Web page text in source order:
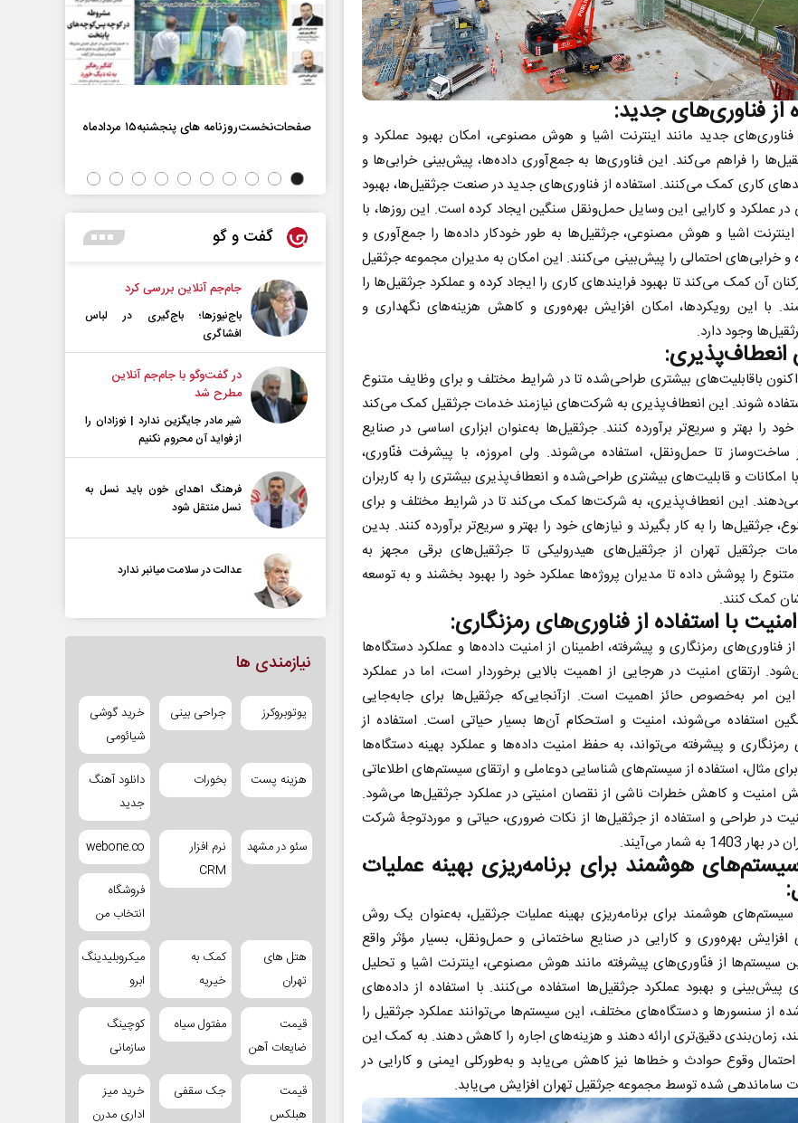
از فناوری‌های جدید:
فناوری‌های جدید مانند اینترنت اشیا و هوش مصنوعی، امکان بهبود عملکرد و
را فراهم می‌کند. این فناوری‌ها به جمع‌آوری داده‌ها، پیش‌بینی خرابی‌ها و
کاری کمک می‌کنند. استفاده از فناوری‌های جدید در صنعت جرثقیل‌ها، بهبود
در عملکرد و کارایی این وسایل حمل‌ونقل سنگین ایجاد کرده است. این روزها، با
اینترنت اشیا و هوش مصنوعی، جرثقیل‌ها به طور خودکار داده‌ها را جمع‌آوری و
و خرابی‌های احتمالی را پیش‌بینی می‌کنند. این امکان به مدیران مجموعه جرثقیل
آن کمک می‌کند تا بهبود فرایندهای کاری را ایجاد کرده و عملکرد جرثقیل‌ها را
با این رویکردها، امکان افزایش بهره‌وری و کاهش هزینه‌های نگهداری و
وجود دارد.
انعطاف‌پذیری:
باقابلیت‌های بیشتری طراحی‌شده تا در شرایط مختلف و برای وظایف متنوع
شوند. این انعطاف‌پذیری به شرکت‌های نیازمند خدمات جرثقیل کمک می‌کند
خود را بهتر و سریع‌تر برآورده کنند. جرثقیل‌ها به‌عنوان ابزاری اساسی در صنایع
ساخت‌وساز تا حمل‌ونقل، استفاده می‌شوند. ولی امروزه، با پیشرفت فنّاوری،
امکانات و قابلیت‌های بیشتری طراحی‌شده و انعطاف‌پذیری بیشتری را به کاربران
می‌دهند. این انعطاف‌پذیری، به شرکت‌ها کمک می‌کند تا در شرایط مختلف و برای
جرثقیل‌ها را به کار بگیرند و نیازهای خود را بهتر و سریع‌تر برآورده کنند. بدین
جرثقیل تهران از جرثقیل‌های هیدرولیکی تا جرثقیل‌های برقی مجهز به
را پوشش داده تا مدیران پروژه‌ها عملکرد خود را بهبود بخشند و به توسعه
کمک کنند.
با استفاده از فناوری‌های رمزنگاری:
از فناوری‌های رمزنگاری و پیشرفته، اطمینان از امنیت داده‌ها و عملکرد دستگاه‌ها
ارتقای امنیت در هرجایی از اهمیت بالایی برخوردار است، اما در عملکرد
این امر به‌خصوص حائز اهمیت است. ازآنجایی‌که جرثقیل‌ها برای جابه‌جایی
استفاده می‌شوند، امنیت و استحکام آن‌ها بسیار حیاتی است. استفاده از
رمزنگاری و پیشرفته می‌تواند، به حفظ امنیت داده‌ها و عملکرد بهینه دستگاه‌ها
مثال، استفاده از سیستم‌های شناسایی دوعاملی و ارتقای سیستم‌های اطلاعاتی
امنیت و کاهش خطرات ناشی از نقصان امنیتی در عملکرد جرثقیل‌ها می‌شود.
در طراحی و استفاده از جرثقیل‌ها از نکات ضروری، حیاتی و موردتوجۀ شرکت
به شمار می‌آیند.
هوشمند برای برنامه‌ریزی بهینه عملیات
سیستم‌های هوشمند برای برنامه‌ریزی بهینه عملیات جرثقیل، به‌عنوان یک روش
افزایش بهره‌وری و کارایی در صنایع ساختمانی و حمل‌ونقل، بسیار مؤثر واقع
سیستم‌ها از فنّاوری‌های پیشرفته مانند هوش مصنوعی، اینترنت اشیا و تحلیل
پیش‌بینی و بهبود عملکرد جرثقیل‌ها استفاده می‌کنند. با استفاده از داده‌های
از سنسورها و دستگاه‌های مختلف، این سیستم‌ها می‌توانند عملکرد جرثقیل را
زمان‌بندی دقیق‌تری ارائه دهند و هزینه‌های اجاره را کاهش دهند. به کمک این
وقوع حوادث و خطاها نیز کاهش می‌یابد و به‌طورکلی ایمنی و کارایی در
ساماندهی شده توسط مجموعه جرثقیل تهران افزایش می‌یابد.
روزنامه ها‌ی یکشنبه ۴ مردادماه
صفحات نخست روزنامه ها‌ی شنبه ۳ مردادماه
صفحات‌نخست‌روزنامه ها‌ی پنجشنبه‌۱۵ مردادماه
گفت و گو
جام‌جم آنلاین بررسی کرد
باج‌نیوزها؛ باج‌گیری در لباس
افشاگری
در گفت‌و‌گو با جام‌جم آنلاین
مطرح شد
شیر مادر جایگزین ندارد | نوزادان را
از فواید آن محروم نکنیم
فرهنگ اهدای خون باید نسل به
نسل منتقل شود
عدالت در سلامت میانبر ندارد
نیازمندی ها
یوتوبروکرز جراحی بینی
خرید گوشی
شیائومی
هزینه پست بخورات
دانلود آهنگ
جدید
سئو در مشهد
نرم افزار
CRM
webone.co
فروشگاه
انتخاب من
هتل های
تهران
کمک به
خیریه
میکروبلیدینگ
ابرو
قیمت
ضایعات آهن
مفتول سیاه
کوچینگ
سازمانی
قیمت
هبلکس
جک سقفی
خرید میز
اداری مدرن